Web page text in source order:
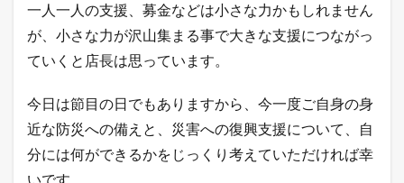
提
供
た
ま
す
！
ア
ク
一人一人の支援、募金などは小さな力かもしれません
が、小さな力が沢山集まる事で大きな支援につながっ
ていくと店長は思っています。
今日は節目の日でもありますから、今一度ご自身の身
近な防災への備えと、災害への復興支援について、自
分には何ができるかをじっくり考えていただければ幸
いです。